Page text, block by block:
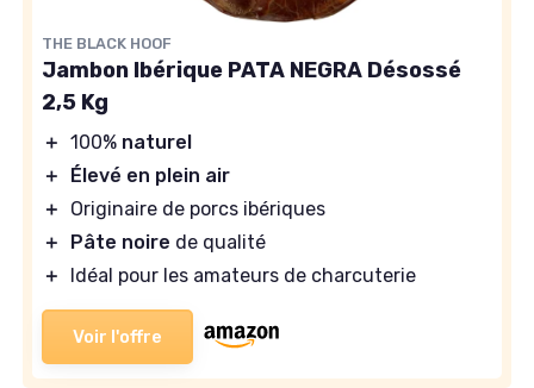
THE BLACK HOOF
Jambon Ibérique PATA NEGRA Désossé
2,5 Kg
＋ 100% naturel
＋
Élevé en plein air
＋
Originaire de porcs ibériques
＋
Pâte noire de qualité
＋
Idéal pour les amateurs de charcuterie
Voir l'offre